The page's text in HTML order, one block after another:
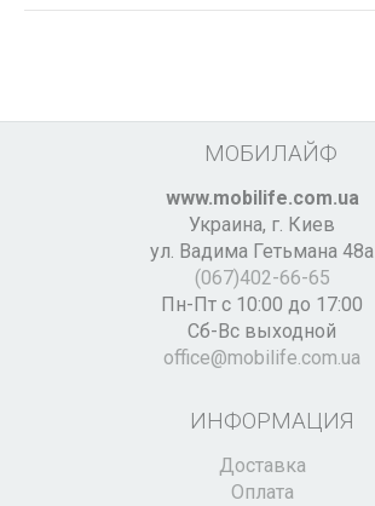
МОБИЛАЙФ
www.mobilife.com.ua
Украина, г. Киев
ул. Вадима Гетьмана 48а
(067)402-66-65
Пн-Пт с 10:00 до 17:00
Сб-Вс выходной
office@mobilife.com.ua
ИНФОРМАЦИЯ
Доставка
Оплата